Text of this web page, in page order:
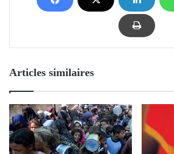
Articles similaires